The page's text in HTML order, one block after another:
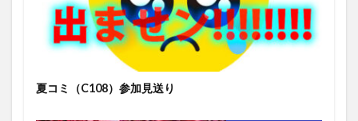
夏コミ（C108）参加見送り